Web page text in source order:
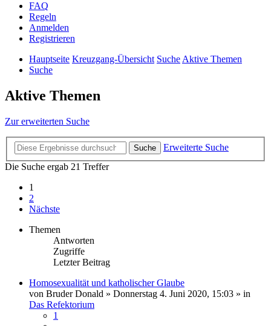
FAQ
Regeln
Anmelden
Registrieren
Hauptseite Kreuzgang-Übersicht SucheAktive Themen
Suche
Aktive Themen
Zur erweiterten Suche
Suche
Erweiterte Suche
Die Suche ergab 21 Treffer
1
2
Nächste
Themen
Antworten
Zugriffe
Letzter Beitrag
Homosexualität und katholischer Glaube
von Bruder Donald » Donnerstag 4. Juni 2020, 15:03 » in
Das Refektorium
1